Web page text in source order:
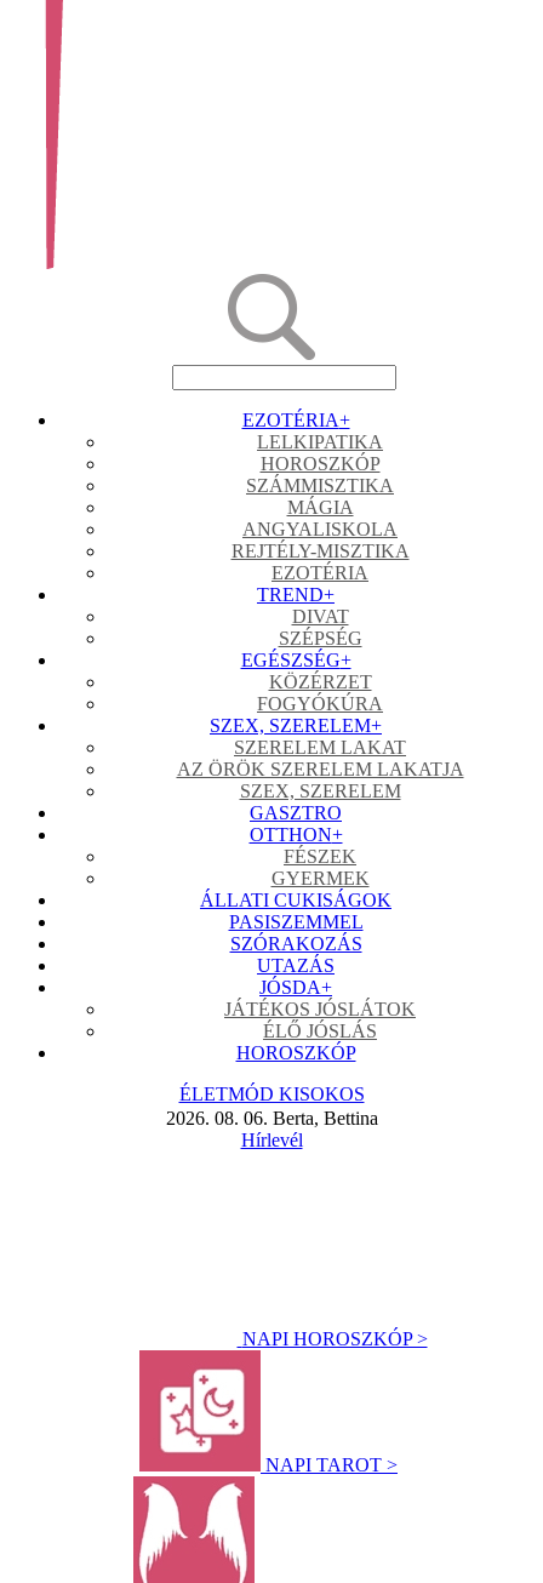
EZOTÉRIA+
LELKIPATIKA
HOROSZKÓP
SZÁMMISZTIKA
MÁGIA
ANGYALISKOLA
REJTÉLY-MISZTIKA
EZOTÉRIA
TREND+
DIVAT
SZÉPSÉG
EGÉSZSÉG+
KÖZÉRZET
FOGYÓKÚRA
SZEX, SZERELEM+
SZERELEM LAKAT
AZ ÖRÖK SZERELEM LAKATJA
SZEX, SZERELEM
GASZTRO
OTTHON+
FÉSZEK
GYERMEK
ÁLLATI CUKISÁGOK
PASISZEMMEL
SZÓRAKOZÁS
UTAZÁS
JÓSDA+
JÁTÉKOS JÓSLÁTOK
ÉLŐ JÓSLÁS
HOROSZKÓP
ÉLETMÓD KISOKOS
2026. 08. 06. Berta, Bettina
Hírlevél
NAPI HOROSZKÓP >
NAPI TAROT >